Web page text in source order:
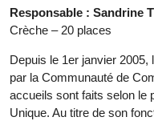
Responsable : Sandrine
Crèche – 20 places
Depuis le 1er janvier 2005,
par la Communauté de
accueils sont faits selon le
Unique. Au titre de son